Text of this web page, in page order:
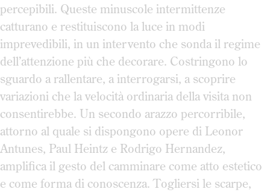
percepibili. Queste minuscole intermittenze
catturano e restituiscono la luce in modi
imprevedibili, in un intervento che sonda il regime
dell’attenzione più che decorare. Costringono lo
sguardo a rallentare, a interrogarsi, a scoprire
variazioni che la velocità ordinaria della visita non
consentirebbe. Un secondo arazzo percorribile,
attorno al quale si dispongono opere di Leonor
Antunes, Paul Heintz e Rodrigo Hernandez,
amplifica il gesto del camminare come atto estetico
e come forma di conoscenza. Togliersi le scarpe,